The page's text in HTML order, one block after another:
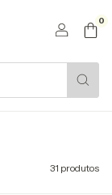
0
31 produtos